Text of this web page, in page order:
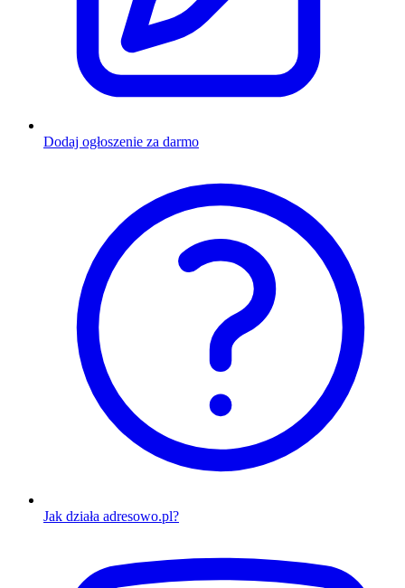
Dodaj ogłoszenie za darmo
Jak działa adresowo.pl?